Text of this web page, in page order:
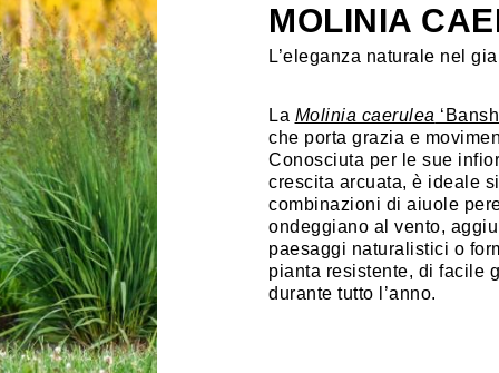
MOLINIA
L’eleganza naturale nel
La Molinia caerulea
che porta grazia e
Conosciuta per le sue
crescita arcuata, è ideale
combinazioni di aiuole
ondeggiano al vento,
paesaggi naturalistici o
pianta resistente, di facile
durante tutto l’anno.